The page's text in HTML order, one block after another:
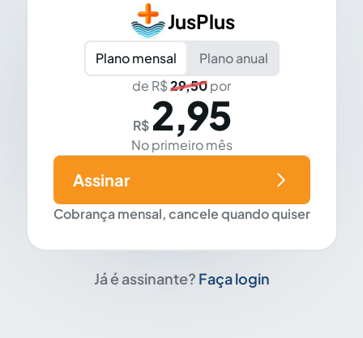
JusPlus
Plano mensal
Plano anual
de R$29,50por
R$ 2,95
No primeiro mês
Cobrança mensal, cancele quando quiser
Assinar
Já é assinante? Faça login